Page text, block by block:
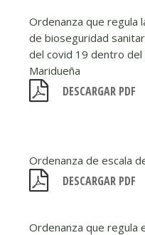
Ordenanza que regula
de bioseguridad
del covid 19 dentro del
Maridueña
DESCARGAR PDF
Ordenanza de escala
DESCARGAR PDF
Ordenanza que regula